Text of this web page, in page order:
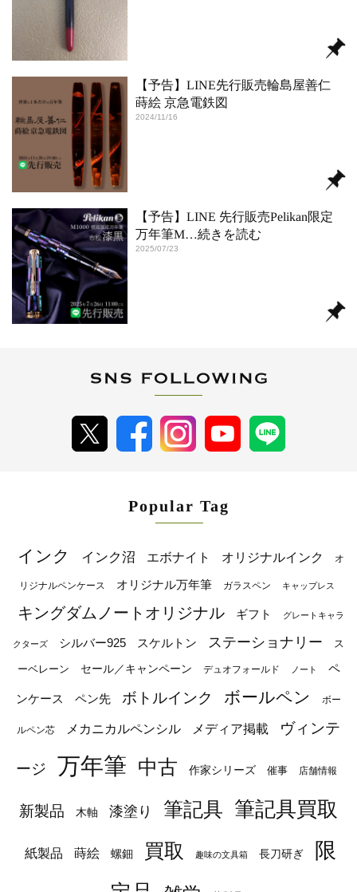
【予告】LINE先行販売輪島屋善仁
蒔絵 京急電鉄図
2024/11/16
【予告】LINE 先行販売Pelikan限定
万年筆M…続きを読む
2025/07/23
Popular Tag
インク インク沼 エボナイト オリジナルインク オ
リジナルペンケース オリジナル万年筆 ガラスペン キャップレス
キングダムノートオリジナル ギフト グレートキャラ
クターズ シルバー925 スケルトン ステーショナリー ス
ーベレーン セール／キャンペーン デュオフォールド ノート ペ
ンケース ペン先 ボトルインク ボールペン ボー
ルペン芯 メカニカルペンシル メディア掲載 ヴィンテ
ージ 万年筆 中古 作家シリーズ 催事 店舗情報
新製品 木軸 漆塗り 筆記具 筆記具買取
紙製品 蒔絵 螺鈿 買取 趣味の文具箱 長刀研ぎ
限